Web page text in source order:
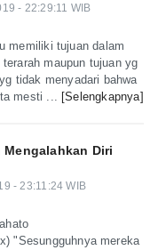
- 22:29:11 WIB
memiliki tujuan dalam
maupun tujuan yg
tidak menyadari bahwa
mesti ... [Selengkapnya]
Diri
- 23:11:24 WIB
"Sesungguhnya mereka